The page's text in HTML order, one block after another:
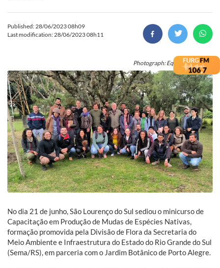
Published: 28/06/2023 08h09
Last modification: 28/06/2023 08h11
Photograph: Equipe PANCPOP
No dia 21 de junho, São Lourenço do Sul sediou o minicurso de
Capacitação em Produção de Mudas de Espécies Nativas,
formação promovida pela Divisão de Flora da Secretaria do
Meio Ambiente e Infraestrutura do Estado do Rio Grande do Sul
(Sema/RS), em parceria com o Jardim Botânico de Porto Alegre.